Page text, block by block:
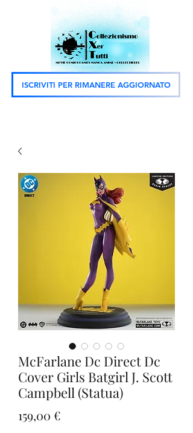
ISCRIVITI PER RIMANERE AGGIORNATO
McFarlane Dc Direct Dc
Cover Girls Batgirl J. Scott
Campbell (Statua)
159,00 €